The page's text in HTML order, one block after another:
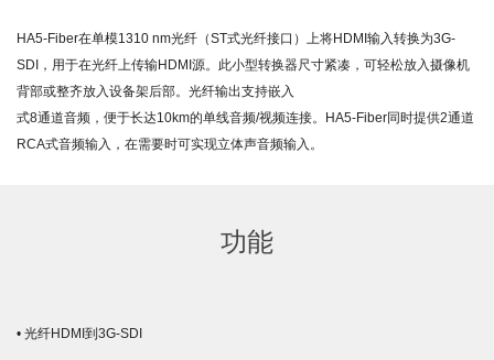
HA5-Fiber在单模1310 nm光纤（ST式光纤接口）上将HDMI输入转换为3G-
SDI，用于在光纤上传输HDMI源。此小型转换器尺寸紧凑，可轻松放入摄像机
背部或整齐放入设备架后部。光纤输出支持嵌入
式8通道音频，便于长达10km的单线音频/视频连接。HA5-Fiber同时提供2通道
RCA式音频输入，在需要时可实现立体声音频输入。
功能
• 光纤HDMI到3G-SDI